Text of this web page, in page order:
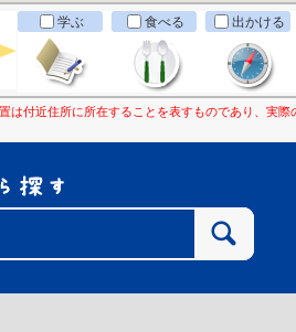
学ぶ 食べる 出かける
は付近住所に所在することを表すものであり、実